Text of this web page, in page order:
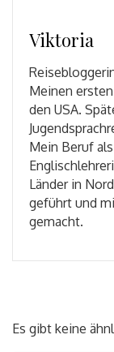
Viktoria
Meinen
den USA.
Mein Beruf
Länder in
geführt und
gemacht.
Es gibt keine